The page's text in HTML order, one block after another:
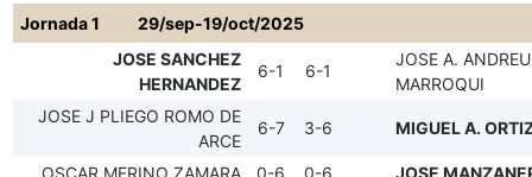
Jornada 1
29/sep-19/oct/2025
JOSE SANCHEZ
HERNANDEZ
6-1 6-1
JOSE A. ANDREU
MARROQUI
JOSE J PLIEGO ROMO DE
ARCE
6-7 3-6 MIGUEL A.
OSCAR MERINO ZAMARA 0-6 0-6
JOSE